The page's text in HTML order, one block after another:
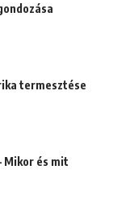
termesztése
Mikor és mit